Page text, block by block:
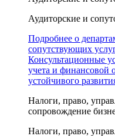
Аудиторские и
Подробнее о
сопутствующих
Консультационные
учета и финансовой
устойчивого
Налоги, право,
сопровождение
Налоги, право,